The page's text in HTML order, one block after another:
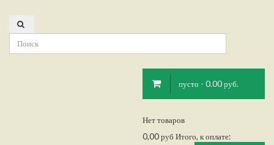
пусто - 0.00 руб.
Нет товаров
0,00 руб Итого, к оплате: